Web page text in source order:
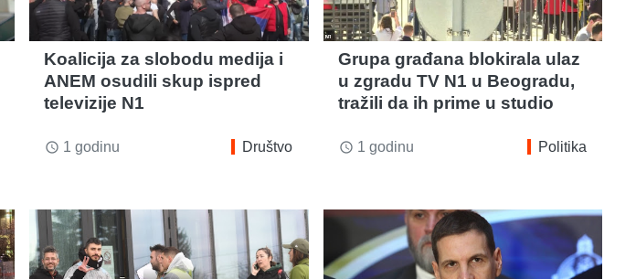
Koalicija za slobodu medija i
ANEM osudili skup ispred
televizije N1
access_time 1 godinu Društvo
Grupa građana blokirala ulaz
u zgradu TV N1 u Beogradu,
tražili da ih prime u studio
access_time 1 godinu Politika